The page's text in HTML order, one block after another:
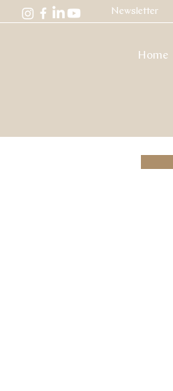
Newsletter
Home